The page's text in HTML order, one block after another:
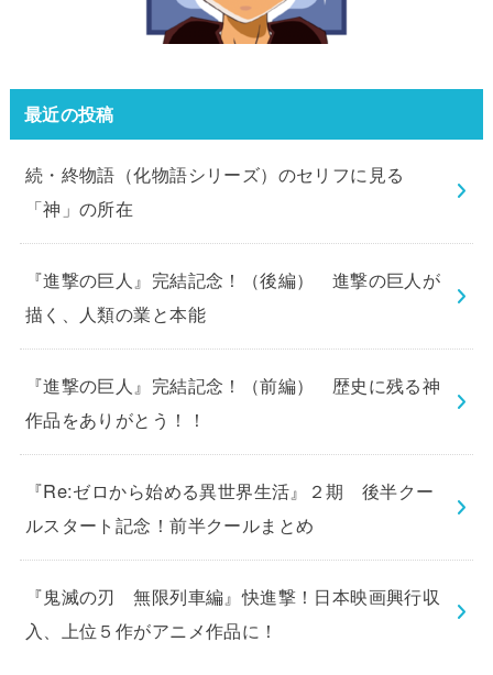
最近の投稿
続・終物語（化物語シリーズ）のセリフに見る
「神」の所在
『進撃の巨人』完結記念！（後編） 進撃の巨人が
描く、人類の業と本能
『進撃の巨人』完結記念！（前編） 歴史に残る神
作品をありがとう！！
『Re:ゼロから始める異世界生活』２期 後半クー
ルスタート記念！前半クールまとめ
『鬼滅の刃 無限列車編』快進撃！日本映画興行収
入、上位５作がアニメ作品に！